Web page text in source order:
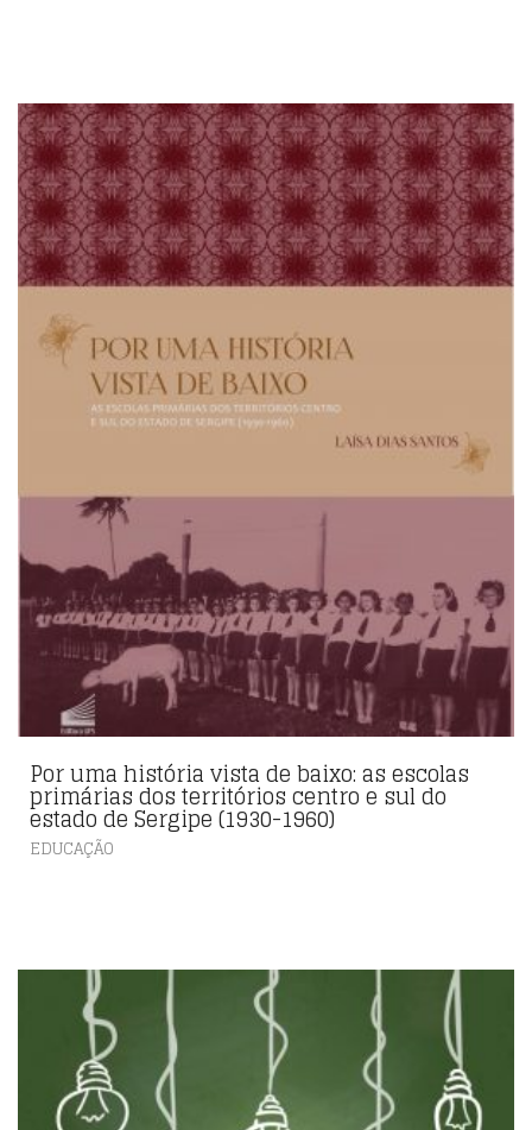
Por uma história vista de baixo: as escolas
primárias dos territórios centro e sul do
estado de Sergipe (1930-1960)
EDUCAÇÃO